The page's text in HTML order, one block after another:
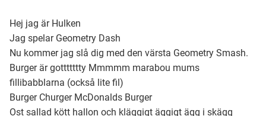
Davvisámegiella (Nordsamiska)
Bidumsámegiella (Pitesamiska)
Ubmejesámiengiälla (Umesamiska)
Hej jag är Hulken
Jag spelar Geometry Dash
Nu kommer jag slå dig med den värsta Geometry Smash.
Burger är gottttttty Mmmmm marabou mums
fillibabblarna (också lite fil)
Burger Churger McDonalds Burger
Ost sallad kött hallon och kläggigt äggigt ägg i skägg